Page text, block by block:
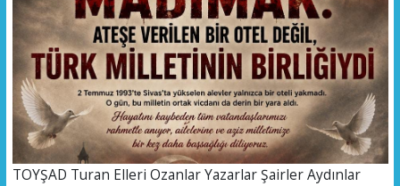
TOYŞAD Turan Elleri Ozanlar Yazarlar Şairler Aydınlar